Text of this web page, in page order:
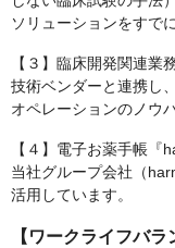
ソリューションをすで
【３】臨床開発関連業
技術ベンダーと連携し
オペレーションのノウ
【４】電子お薬手帳『
当社グループ会社（
活用しています。
【ワークライフバラ